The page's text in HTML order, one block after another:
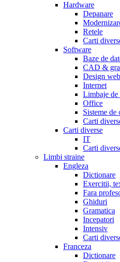
Hardware
Depanare
Retele
Carti
Software
Baze de
CAD &
Design web
Internet
Limbaje de
Office
Sisteme de
Carti
Carti diverse
IT
Carti
Limbi straine
Engleza
Dictionare
Exercitii,
Fara
Ghiduri
Gramatica
Incepatori
Intensiv
Carti
Franceza
Dictionare